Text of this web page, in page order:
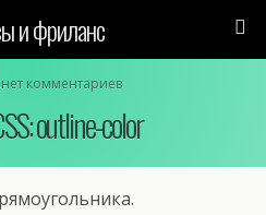
и фриланс
нет комментариев
outline-color